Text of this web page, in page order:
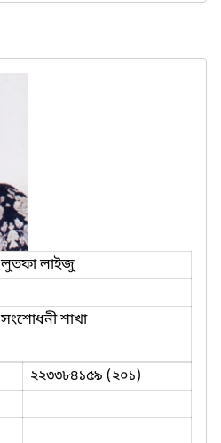
লুতফা লাইজু
সংশোধনী শাখা
২২৩৩৮৪১৫৯ (২০১)